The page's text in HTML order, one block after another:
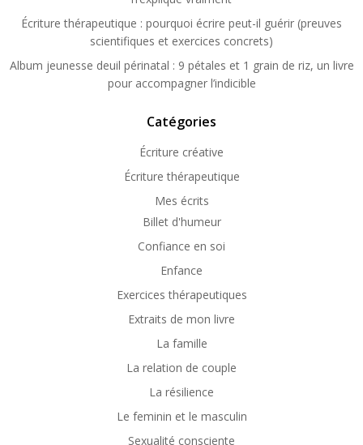
Écriture thérapeutique : pourquoi écrire peut-il guérir (preuves
scientifiques et exercices concrets)
Album jeunesse deuil périnatal : 9 pétales et 1 grain de riz, un livre
pour accompagner l’indicible
Catégories
Écriture créative
Écriture thérapeutique
Mes écrits
Billet d'humeur
Confiance en soi
Enfance
Exercices thérapeutiques
Extraits de mon livre
La famille
La relation de couple
La résilience
Le feminin et le masculin
Sexualité consciente